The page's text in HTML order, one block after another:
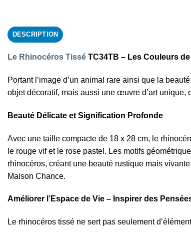
DESCRIPTION
Le Rhinocéros Tissé TC34TB – Les Couleurs
Portant l’image d’un animal rare ainsi que la
objet décoratif, mais aussi une œuvre d’art
Beauté Délicate et Signification Profonde
Avec une taille compacte de 18 x 28 cm, le
le rouge vif et le rose pastel. Les motifs
rhinocéros, créant une beauté rustique mais
Maison Chance.
Améliorer l’Espace de Vie – Inspirer des
Le rhinocéros tissé ne sert pas seulement